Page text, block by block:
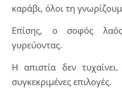
καράβι, όλοι τη
Επίσης, ο σοφός
γυρεύοντας.
Η απιστία δεν
συγκεκριμένες επιλογές.